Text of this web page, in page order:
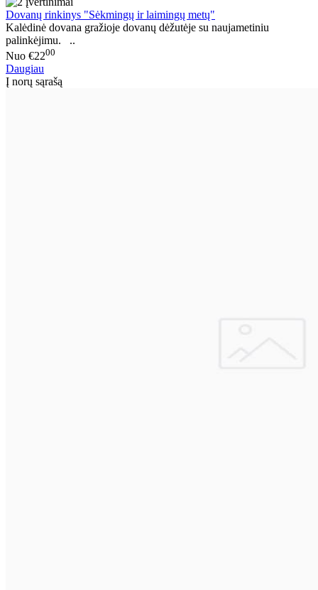
Dovanų rinkinys "Sėkmingų ir laimingų metų"
Kalėdinė dovana gražioje dovanų dėžutėje su naujametiniu
palinkėjimu. ..
Nuo €2200
Daugiau
Į norų sąrašą